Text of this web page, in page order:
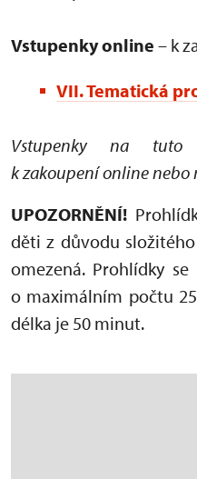
Vstupenky online – k
VII. Tematická
Vstupenky na tuto
k zakoupení online nebo
UPOZORNĚNÍ!
děti z důvodu
omezená. Prohlídky
o maximálním počtu
délka je 50 minut.